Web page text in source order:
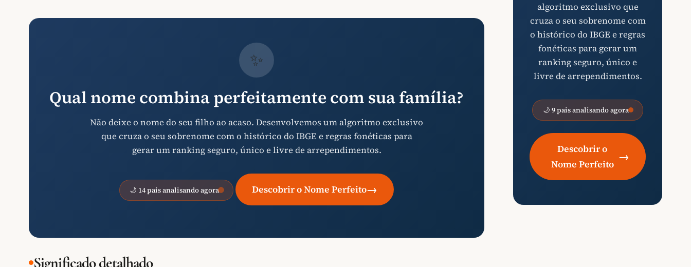
✨
Qual nome combina perfeitamente com sua família?
Não deixe o nome do seu filho ao acaso. Desenvolvemos um algoritmo exclusivo
que cruza o seu sobrenome com o histórico do IBGE e regras fonéticas para
gerar um ranking seguro, único e livre de arrependimentos.
🌙 14 pais analisando agora Descobrir o Nome Perfeito→
Significado detalhado
algoritmo exclusivo que
cruza o seu sobrenome com
o histórico do IBGE e regras
fonéticas para gerar um
ranking seguro, único e
livre de arrependimentos.
🌙 9 pais analisando agora
Descobrir o
Nome Perfeito
→